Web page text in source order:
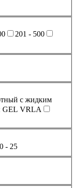
201 - 500
с жидким
GEL VRLA
- 25